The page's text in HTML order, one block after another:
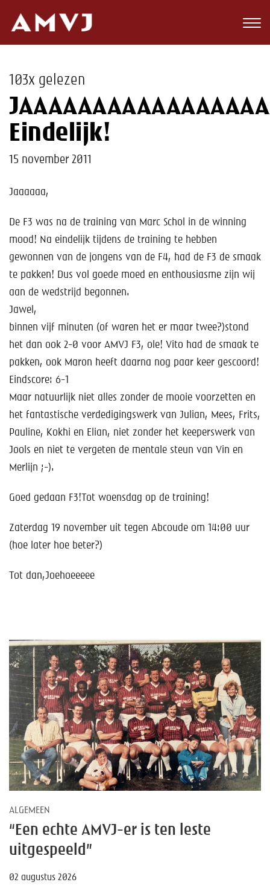
Wedstrijden
Nieuws
Teams
Toekomst
Kalender
Help mee!
Shop
Lid worden
Contact
103x gelezen
Eindelijk!
15 november 2011
Jaaaaaa,
De F3 was na de training van Marc Schol in de winning
mood! Na eindelijk tijdens de training te hebben
gewonnen van de jongens van de F4, had de F3 de smaak
te pakken! Dus vol goede moed en enthousiasme zijn wij
aan de wedstrijd begonnen.
Jawel,
binnen vijf minuten (of waren het er maar twee?)stond
het dan ook 2-0 voor AMVJ F3, ole! Vito had de smaak te
pakken, ook Maron heeft daarna nog paar keer gescoord!
Eindscore: 6-1
Maar natuurlijk niet alles zonder de mooie voorzetten en
het fantastische verdedigingswerk van Julian, Mees, Frits,
Pauline, Kokhi en Elian, niet zonder het keeperswerk van
Jools en niet te vergeten de mentale steun van Vin en
Merlijn ;-).
Goed gedaan F3!Tot woensdag op de training!
Zaterdag 19 november uit tegen Abcoude om 14:00 uur
(hoe later hoe beter?)
Tot dan,Joehoeeeee
ALGEMEEN
“Een echte AMVJ-er is ten leste
uitgespeeld”
02 augustus 2026